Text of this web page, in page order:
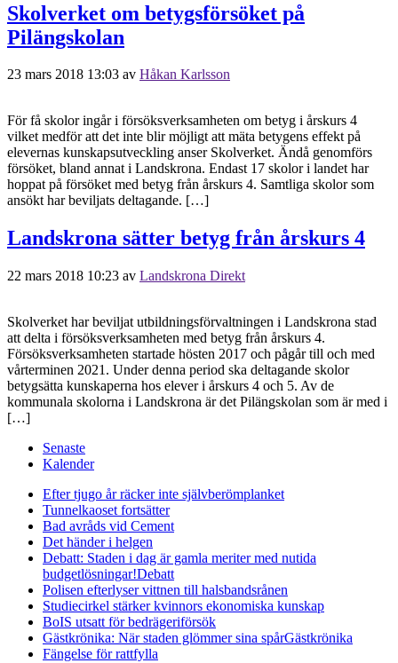
Skolverket om betygsförsöket på
Pilängskolan
23 mars 2018 13:03 av Håkan Karlsson
För få skolor ingår i försöksverksamheten om betyg i årskurs 4
vilket medför att det inte blir möjligt att mäta betygens effekt på
elevernas kunskapsutveckling anser Skolverket. Ändå genomförs
försöket, bland annat i Landskrona. Endast 17 skolor i landet har
hoppat på försöket med betyg från årskurs 4. Samtliga skolor som
ansökt har beviljats deltagande. […]
Landskrona sätter betyg från årskurs 4
22 mars 2018 10:23 av Landskrona Direkt
Skolverket har beviljat utbildningsförvaltningen i Landskrona stad
att delta i försöksverksamheten med betyg från årskurs 4.
Försöksverksamheten startade hösten 2017 och pågår till och med
vårterminen 2021. Under denna period ska deltagande skolor
betygsätta kunskaperna hos elever i årskurs 4 och 5. Av de
kommunala skolorna i Landskrona är det Pilängskolan som är med i
[…]
Senaste
Kalender
Efter tjugo år räcker inte självberömplanket
Tunnelkaoset fortsätter
Bad avråds vid Cement
Det händer i helgen
Debatt: Staden i dag är gamla meriter med nutida
budgetlösningar!Debatt
Polisen efterlyser vittnen till halsbandsrånen
Studiecirkel stärker kvinnors ekonomiska kunskap
BoIS utsatt för bedrägeriförsök
Gästkrönika: När staden glömmer sina spårGästkrönika
Fängelse för rattfylla